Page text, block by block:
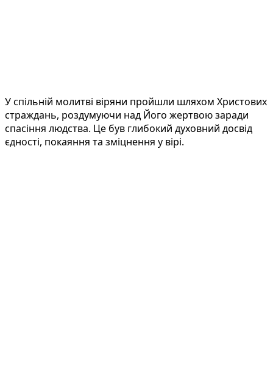
У спільній молитві віряни пройшли шляхом Христових
страждань, роздумуючи над Його жертвою заради
спасіння людства. Це був глибокий духовний досвід
єдності, покаяння та зміцнення у вірі.